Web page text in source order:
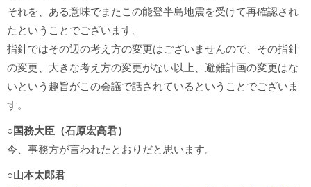
それを、ある意味でまたこの能登半島地震を受けて再確認され
たということでございます。
指針ではその辺の考え方の変更はございませんので、その指針
の変更、大きな考え方の変更がない以上、避難計画の変更はな
いという趣旨がこの会議で話されているということでございま
す。
○国務大臣（石原宏高君）
今、事務方が言われたとおりだと思います。
○山本太郎君